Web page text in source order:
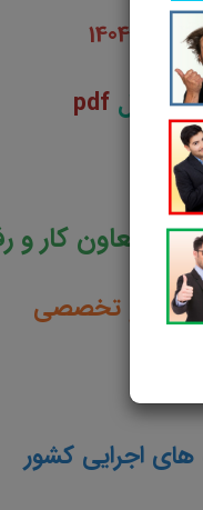
1404
فایلpdf
تعاون کار و
عمومی و تخصصی
اجرایی کشور